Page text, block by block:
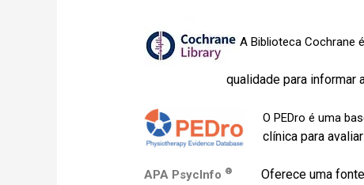
A Biblioteca Cochrane
qualidade para informar a
O PEDro é uma
clínica para
APA PsycInfo ®
Oferece uma